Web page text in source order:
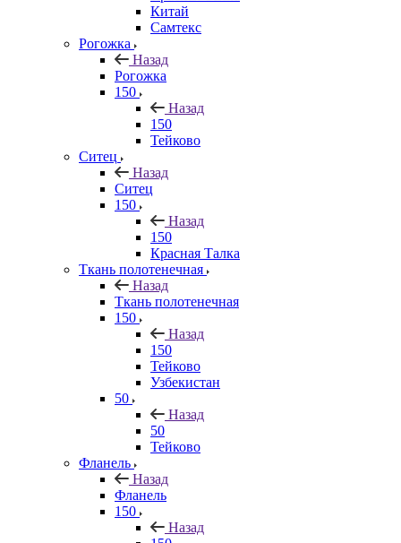
Китай
Самтекс
Рогожка
Назад
Рогожка
150
Назад
150
Тейково
Ситец
Назад
Ситец
150
Назад
150
Красная Талка
Ткань полотенечная
Назад
Ткань полотенечная
150
Назад
150
Тейково
Узбекистан
50
Назад
50
Тейково
Фланель
Назад
Фланель
150
Назад